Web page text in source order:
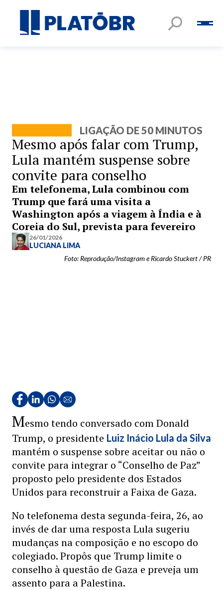
LIGAÇÃO DE 50 MINUTOS
Mesmo após falar com Trump,
Lula mantém suspense sobre
convite para conselho
Em telefonema, Lula combinou com
Trump que fará uma visita a
Washington após a viagem à Índia e à
Coreia do Sul, prevista para fevereiro
26/01/2026
LUCIANA LIMA
Foto: Reprodução/Instagram e Ricardo Stuckert / PR
Mesmo tendo conversado com Donald
Trump, o presidente Luiz Inácio Lula da Silva
mantém o suspense sobre aceitar ou não o
convite para integrar o “Conselho de Paz”
proposto pelo presidente dos Estados
Unidos para reconstruir a Faixa de Gaza.
No telefonema desta segunda-feira, 26, ao
invés de dar uma resposta Lula sugeriu
mudanças na composição e no escopo do
colegiado. Propôs que Trump limite o
conselho à questão de Gaza e preveja um
assento para a Palestina.